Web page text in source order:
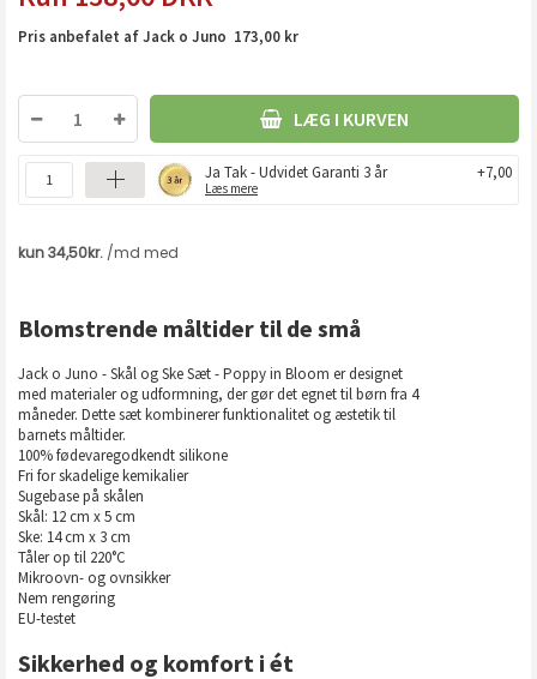
Pris anbefalet af Jack o Juno 173,00 kr
LÆG I KURVEN
Ja Tak - Udvidet Garanti 3 år
Læs mere
+7,00
Blomstrende måltider til de små
Jack o Juno - Skål og Ske Sæt - Poppy in Bloom er designet
med materialer og udformning, der gør det egnet til børn fra 4
måneder. Dette sæt kombinerer funktionalitet og æstetik til
barnets måltider.
100% fødevaregodkendt silikone
Fri for skadelige kemikalier
Sugebase på skålen
Skål: 12 cm x 5 cm
Ske: 14 cm x 3 cm
Tåler op til 220°C
Mikroovn- og ovnsikker
Nem rengøring
EU-testet
Sikkerhed og komfort i ét